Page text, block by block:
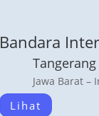
Bandara
Tangerang
Jawa Barat –
Lihat